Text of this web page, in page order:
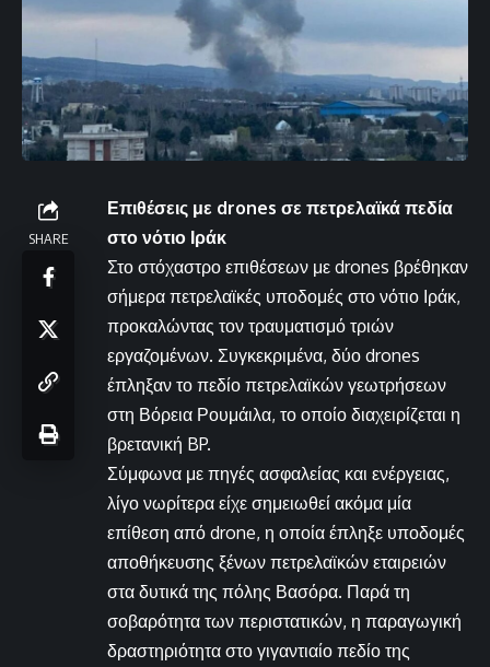
SHARE
Επιθέσεις με drones σε πετρελαϊκά πεδία
στο νότιο Ιράκ
Στο στόχαστρο επιθέσεων με drones βρέθηκαν
σήμερα πετρελαϊκές υποδομές στο νότιο Ιράκ,
προκαλώντας τον τραυματισμό τριών
εργαζομένων. Συγκεκριμένα, δύο drones
έπληξαν το πεδίο πετρελαϊκών γεωτρήσεων
στη Βόρεια Ρουμάιλα, το οποίο διαχειρίζεται η
βρετανική BP.
Σύμφωνα με πηγές ασφαλείας και ενέργειας,
λίγο νωρίτερα είχε σημειωθεί ακόμα μία
επίθεση από drone, η οποία έπληξε υποδομές
αποθήκευσης ξένων πετρελαϊκών εταιρειών
στα δυτικά της πόλης Βασόρα. Παρά τη
σοβαρότητα των περιστατικών, η παραγωγική
δραστηριότητα στο γιγαντιαίο πεδίο της